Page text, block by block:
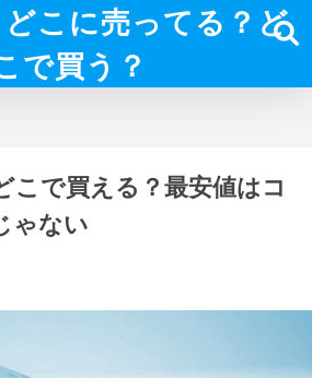
どこに売ってる？ど
で買う？
こで買える？最安値はコ
ゃない